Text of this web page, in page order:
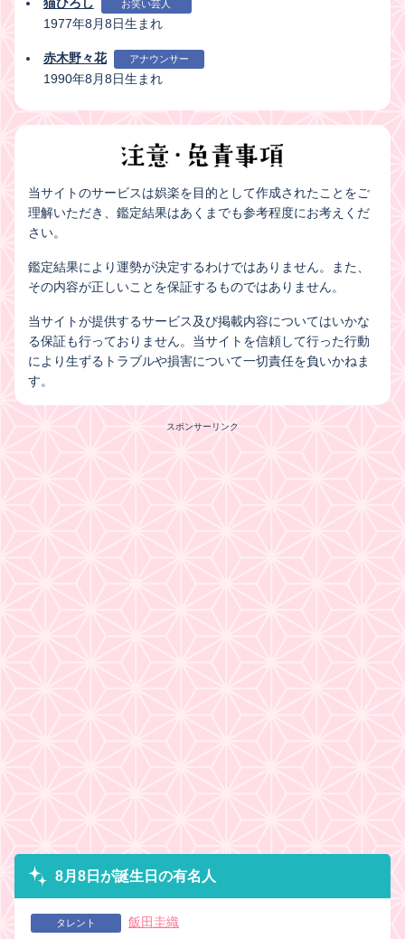
お笑い芸人
1977年8月8日生まれ
赤木野々花 アナウンサー
1990年8月8日生まれ
当サイトのサービスは娯楽を目的として作成されたことをご
理解いただき、鑑定結果はあくまでも参考程度にお考えくだ
さい。
鑑定結果により運勢が決定するわけではありません。また、
その内容が正しいことを保証するものではありません。
当サイトが提供するサービス及び掲載内容についてはいかな
る保証も行っておりません。当サイトを信頼して行った行動
により生ずるトラブルや損害について一切責任を負いかねま
す。
スポンサーリンク
8月8日が誕生日の有名人
タレント 飯田圭織